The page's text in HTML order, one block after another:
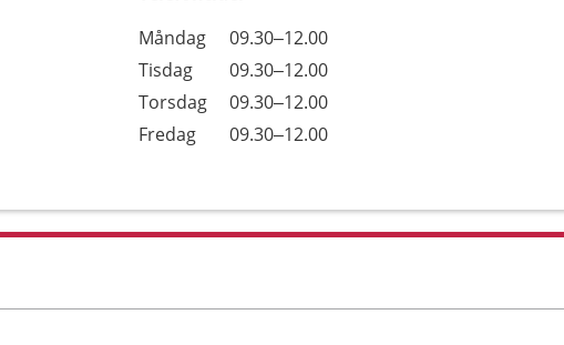
Dag
Öppettider
Kommentarer
Måndag
09.30–12.00
Tisdag
09.30–12.00
Torsdag
09.30–12.00
Fredag
09.30–12.00